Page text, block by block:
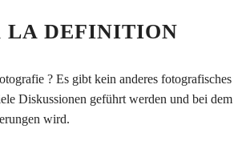
LA DEFINITION
? Es gibt kein anderes fotografisches
Diskussionen geführt werden und bei dem
wird.